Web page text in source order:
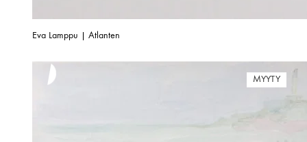
Eva Lamppu | Atlanten
MYYTY